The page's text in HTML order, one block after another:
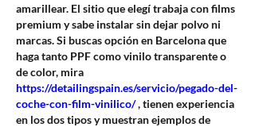
amarillear. El sitio que elegí trabaja con films
premium y sabe instalar sin dejar polvo ni
marcas. Si buscas opción en Barcelona que
haga tanto PPF como vinilo transparente o
https://detailingspain.es/servicio/pegado-del-
coche-con-film-vinilico/ , tienen experiencia
en los dos tipos y muestran ejemplos de